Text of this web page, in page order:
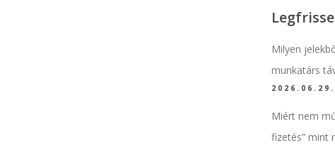
Milyen
munkatárs
2026.06.29.
Miért nem
fizetés” mint